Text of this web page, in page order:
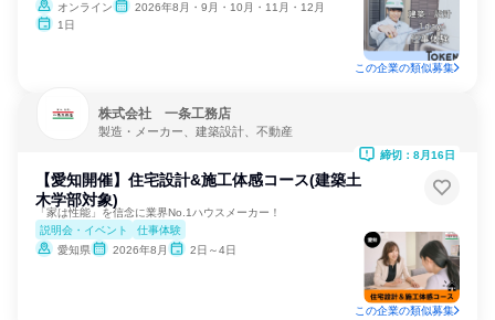
オンライン
2026年8月・9月・10月・11月・12月
1日
この企業の類似募集
株式会社 一条工務店
製造・メーカー、建築設計、不動産
【愛知開催】住宅設計&施工体感コース(建築土
木学部対象)
「家は性能」を信念に業界No.1ハウスメーカー！
説明会・イベント
仕事体験
愛知県
2026年8月 2日～4日
締切：8月16日
この企業の類似募集